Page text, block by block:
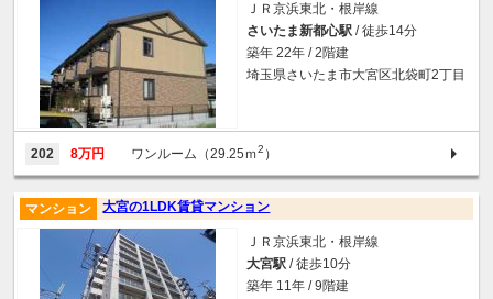
ＪＲ京浜東北・根岸線
さいたま新都心駅 / 徒歩14分
築年 22年 / 2階建
埼玉県さいたま市大宮区北袋町2丁目
202 8万円 ワンルーム（29.25ｍ2 ）
大宮の1LDK賃貸マンション
マンション
ＪＲ京浜東北・根岸線
大宮駅 / 徒歩10分
築年 11年 / 9階建